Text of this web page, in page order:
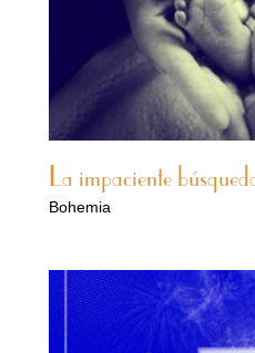
La impaciente
Bohemia